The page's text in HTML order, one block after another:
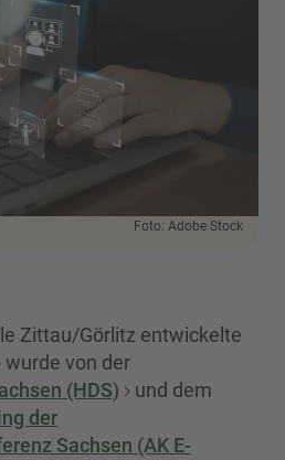
Foto: Adobe Stock
Zittau/Görlitz entwickelte
wurde von der
(HDS)
und dem
der
Sachsen (AK E-